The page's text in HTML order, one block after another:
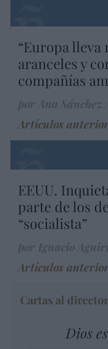
“Europa
aranceles y
compañías
Artículos
EEUU.
parte de los
“socialista”
Artículos
Cartas al director
Dios